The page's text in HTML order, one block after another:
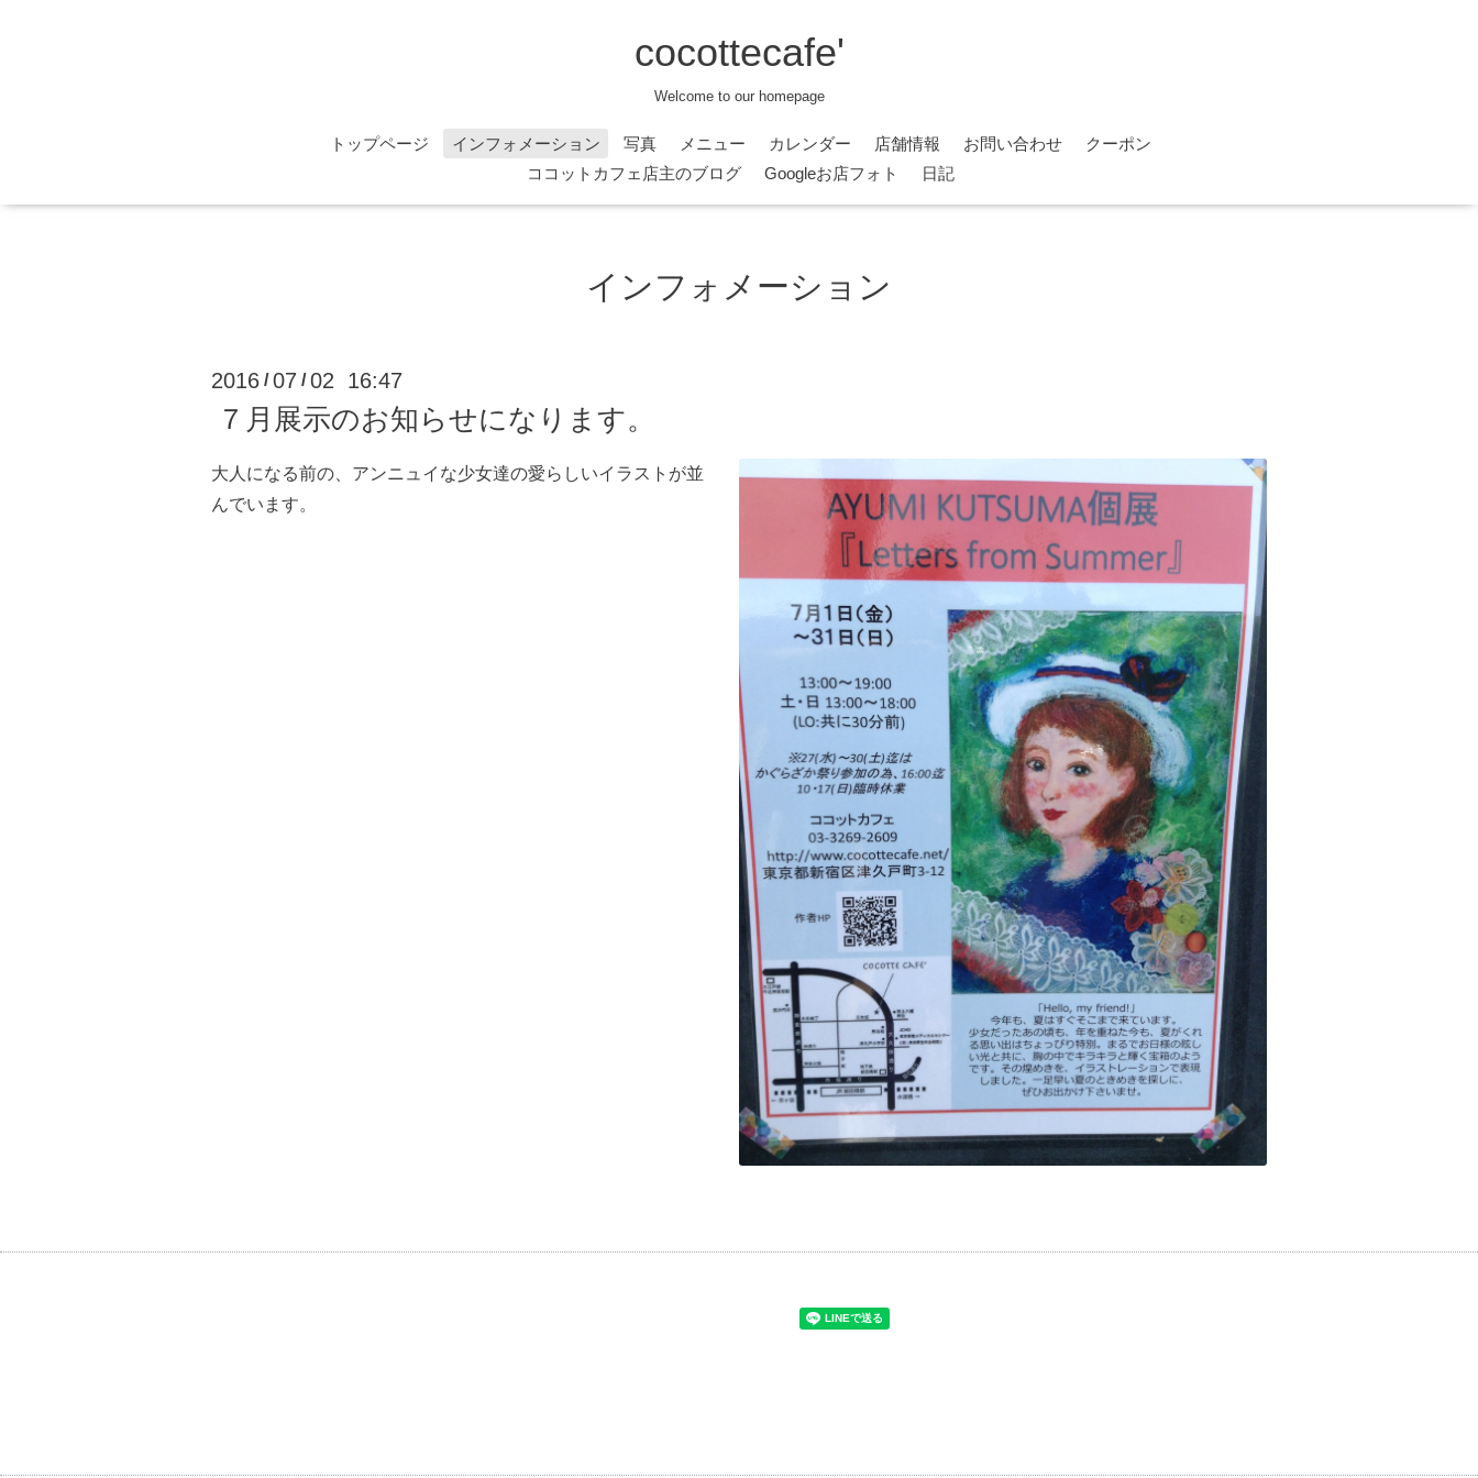
cocottecafe'
Welcome to our homepage
トップページ インフォメーション 写真 メニュー カレンダー 店舗情報 お問い合わせ
クーポン
ココットカフェ店主のブログ
Googleお店フォト 日記
インフォメーション
2016 /07 /02 16:47
７月展示のお知らせになります。
大人になる前の、アンニュイな少女達の愛らしいイラストが並
んでいます。